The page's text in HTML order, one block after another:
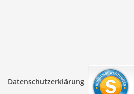
Datenschutzerklärung